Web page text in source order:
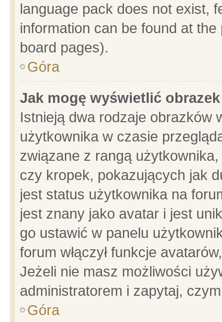
language pack does not exist,
information can be found at
board pages).
Góra
Jak mogę wyświetlić
Istnieją dwa rodzaje obrazków
użytkownika w czasie
związane z rangą
czy kropek, pokazujących jak
jest status użytkownika na
jest znany jako avatar i jest
go ustawić w panelu
forum włączył funkcje
Jeżeli nie masz możliwości
administratorem i zapytaj,
Góra